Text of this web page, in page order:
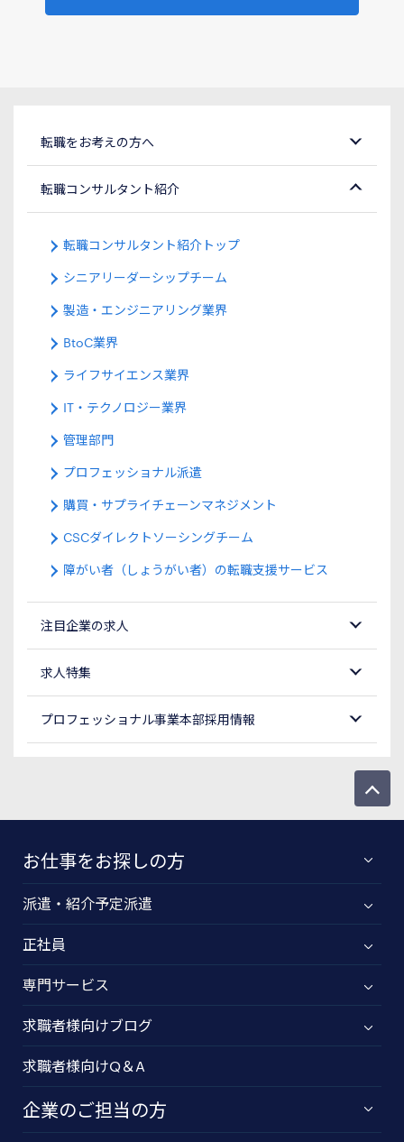
転職をお考えの方へ
転職コンサルタント紹介
転職コンサルタント紹介トップ
シニアリーダーシップチーム
製造・エンジニアリング業界
BtoC業界
ライフサイエンス業界
IT・テクノロジー業界
管理部門
プロフェッショナル派遣
購買・サプライチェーンマネジメント
CSCダイレクトソーシングチーム
障がい者（しょうがい者）の転職支援サービス
注目企業の求人
求人特集
プロフェッショナル事業本部採用情報
お仕事をお探しの方
派遣・紹介予定派遣
正社員
専門サービス
求職者様向けブログ
求職者様向けQ＆A
企業のご担当の方